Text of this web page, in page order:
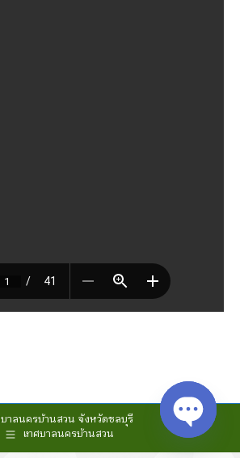
าลนครบ้านสวน จังหวัดชลบุรี
เทศบาลนครบ้านสวน